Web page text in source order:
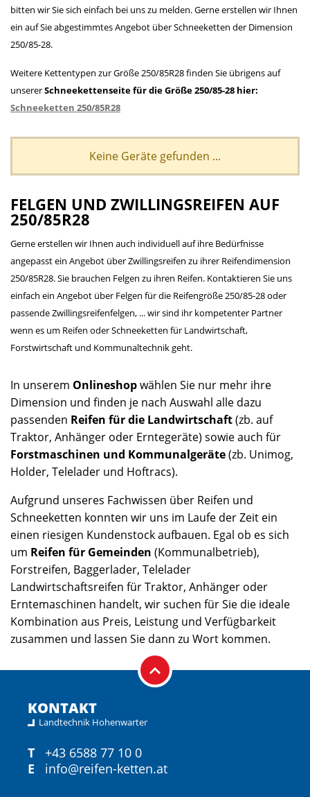
bitten wir Sie sich einfach bei uns zu melden. Gerne erstellen wir Ihnen
ein auf Sie abgestimmtes Angebot über Schneeketten der Dimension
250/85-28.
Weitere Kettentypen zur Größe 250/85R28 finden Sie übrigens auf
unsererSchneekettenseite für die Größe 250/85-28 hier:
Schneeketten 250/85R28
Keine Geräte gefunden ...
FELGEN UND ZWILLINGSREIFEN AUF
250/85R28
Gerne erstellen wir Ihnen auch individuell auf ihre Bedürfnisse
angepasst ein Angebot über Zwillingsreifen zu ihrer Reifendimension
250/85R28. Sie brauchen Felgen zu ihren Reifen. Kontaktieren Sie uns
einfach ein Angebot über Felgen für die Reifengröße 250/85-28 oder
passende Zwillingsreifenfelgen, ... wir sind ihr kompetenter Partner
wenn es um Reifen oder Schneeketten für Landwirtschaft,
Forstwirtschaft und Kommunaltechnik geht.
In unserem Onlineshopwählen Sie nur mehr ihre
Dimension und finden je nach Auswahl alle dazu
passenden Reifen für die Landwirtschaft(zb. auf
Traktor, Anhänger oder Erntegeräte) sowie auch für
Forstmaschinen und Kommunalgeräte(zb. Unimog,
Holder, Telelader und Hoftracs).
Aufgrund unseres Fachwissen über Reifen und
Schneeketten konnten wir uns im Laufe der Zeit ein
einen riesigen Kundenstock aufbauen. Egal ob es sich
um Reifen für Gemeinden (Kommunalbetrieb),
Forstreifen, Baggerlader, Telelader
Landwirtschaftsreifen für Traktor, Anhänger oder
Erntemaschinen handelt, wir suchen für Sie die ideale
Kombination aus Preis, Leistung und Verfügbarkeit
zusammen und lassen Sie dann zu Wort kommen.
KONTAKT
Landtechnik Hohenwarter
T
+43 6588 77 10 0
E
info@reifen-ketten.at